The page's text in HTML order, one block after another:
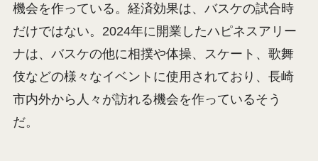
機会を作っている。経済効果は、バスケの試合時
だけではない。2024年に開業したハピネスアリー
ナは、バスケの他に相撲や体操、スケート、歌舞
伎などの様々なイベントに使用されており、長崎
市内外から人々が訪れる機会を作っているそう
だ。